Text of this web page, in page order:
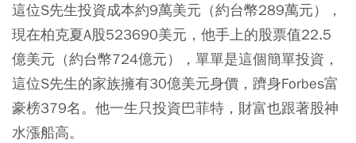
這位S先生投資成本約9萬美元（約台幣289萬元），
現在柏克夏A股523690美元，他手上的股票值22.5
億美元（約台幣724億元），單單是這個簡單投資，
這位S先生的家族擁有30億美元身價，躋身Forbes富
豪榜379名。他一生只投資巴菲特，財富也跟著股神
水漲船高。